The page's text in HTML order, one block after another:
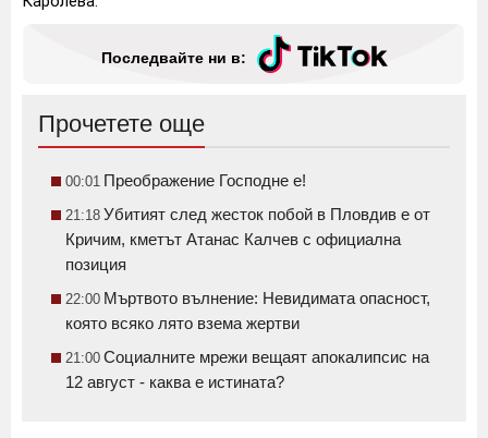
Последвайте ни в:
Прочетете още
00:01 Преображение Господне е!
21:18 Убитият след жесток побой в Пловдив е от
Кричим, кметът Атанас Калчев с официална
позиция
22:00 Мъртвото вълнение: Невидимата опасност,
която всяко лято взема жертви
21:00 Социалните мрежи вещаят апокалипсис на
12 август - каква е истината?